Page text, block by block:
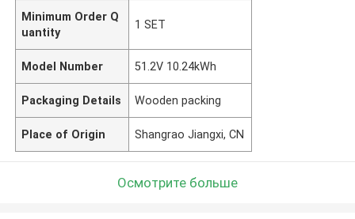
Minimum Order Q
uantity
1 SET
Model Number 51.2V 10.24kWh
Packaging Details Wooden packing
Place of Origin Shangrao Jiangxi, CN
Осмотрите больше